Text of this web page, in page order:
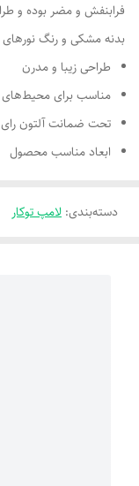
فرابنفش و مضر بوده و
بدنه مشکی و رنگ نورهای
طراحی زیبا و مدرن
مناسب برای
تحت ضمانت آلتون رای
ابعاد مناسب محصول
دسته‌بندی: لامپ توکار